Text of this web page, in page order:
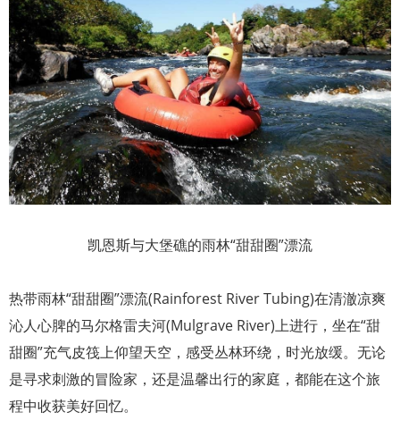
凯恩斯与大堡礁的雨林“甜甜圈”漂流
热带雨林“甜甜圈”漂流(Rainforest River Tubing)在清澈凉爽
沁人心脾的马尔格雷夫河(Mulgrave River)上进行，坐在“甜
甜圈”充气皮筏上仰望天空，感受丛林环绕，时光放缓。无论
是寻求刺激的冒险家，还是温馨出行的家庭，都能在这个旅
程中收获美好回忆。